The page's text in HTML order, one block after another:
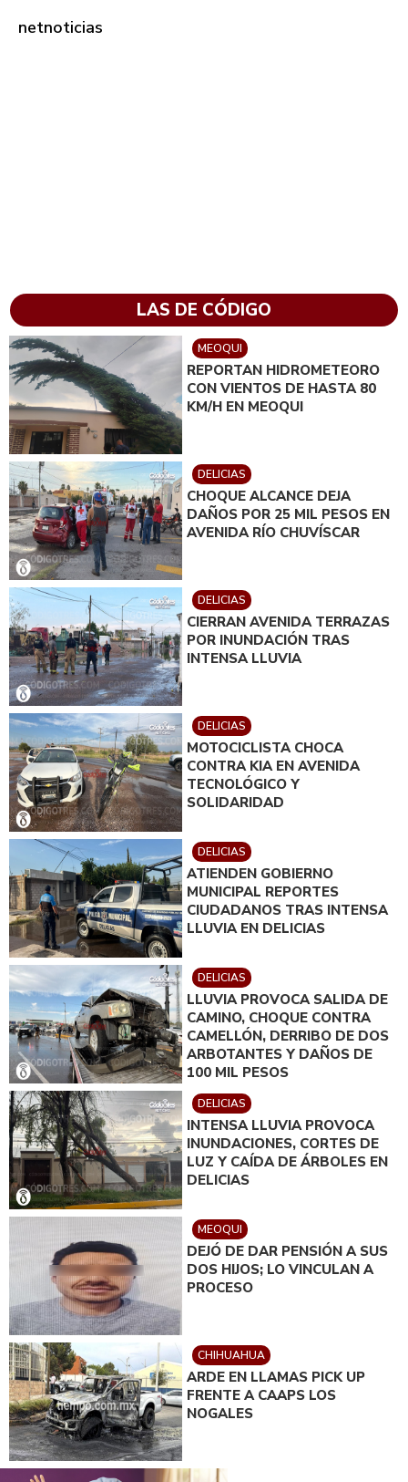
netnoticias
LAS DE CÓDIGO
MEOQUI
REPORTAN HIDROMETEORO
CON VIENTOS DE HASTA 80
KM/H EN MEOQUI
DELICIAS
CHOQUE ALCANCE DEJA
DAÑOS POR 25 MIL PESOS EN
AVENIDA RÍO CHUVÍSCAR
DELICIAS
CIERRAN AVENIDA TERRAZAS
POR INUNDACIÓN TRAS
INTENSA LLUVIA
DELICIAS
MOTOCICLISTA CHOCA
CONTRA KIA EN AVENIDA
TECNOLÓGICO Y
SOLIDARIDAD
DELICIAS
ATIENDEN GOBIERNO
MUNICIPAL REPORTES
CIUDADANOS TRAS INTENSA
LLUVIA EN DELICIAS
DELICIAS
LLUVIA PROVOCA SALIDA DE
CAMINO, CHOQUE CONTRA
CAMELLÓN, DERRIBO DE DOS
ARBOTANTES Y DAÑOS DE
100 MIL PESOS
DELICIAS
INTENSA LLUVIA PROVOCA
INUNDACIONES, CORTES DE
LUZ Y CAÍDA DE ÁRBOLES EN
DELICIAS
MEOQUI
DEJÓ DE DAR PENSIÓN A SUS
DOS HIJOS; LO VINCULAN A
PROCESO
CHIHUAHUA
ARDE EN LLAMAS PICK UP
FRENTE A CAAPS LOS
NOGALES